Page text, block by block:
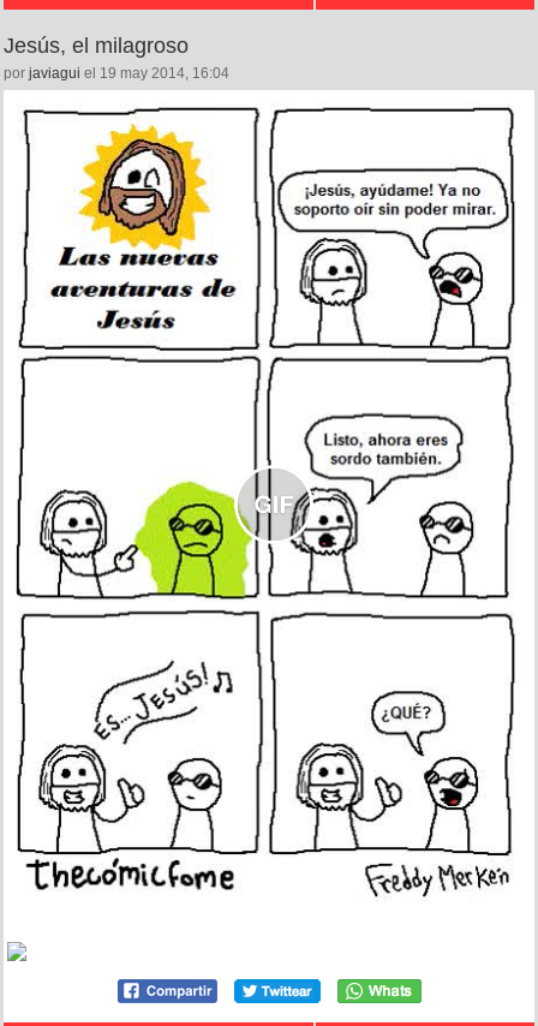
Jesús, el milagroso
por javiagui el 19 may 2014, 16:04